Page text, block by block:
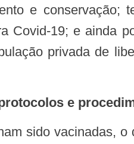
e conservação;
Covid-19; e ainda
privada de
e